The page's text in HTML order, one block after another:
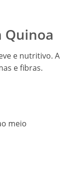
Quinoa
e nutritivo. A
e fibras.
meio